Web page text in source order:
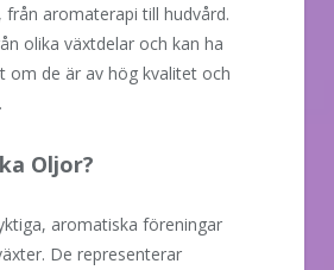
från aromaterapi till hudvård.
olika växtdelar och kan ha
om de är av hög kvalitet och
Oljor?
aromatiska föreningar
De representerar